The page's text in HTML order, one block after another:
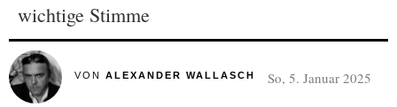
wichtige Stimme
VON ALEXANDER WALLASCH So, 5. Januar 2025